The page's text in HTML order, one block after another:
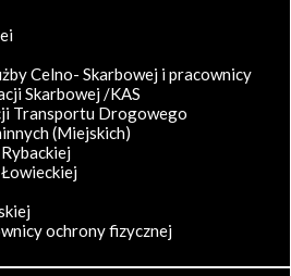
Celno- Skarbowej i pracownicy
Skarbowej /KAS
Transportu Drogowego
(Miejskich)
ochrony fizycznej